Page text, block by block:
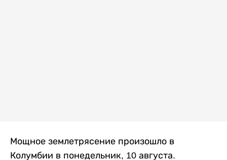
Мощное землетрясение произошло в
Колумбии в понедельник, 10 августа.